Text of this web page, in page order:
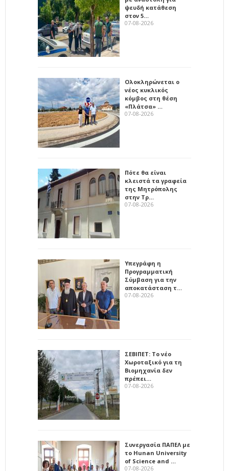
ψευδή κατάθεση
στον 5…
07-08-2026
Ολοκληρώνεται ο
νέος κυκλικός
κόμβος στη θέση
«Πλάτσα» …
07-08-2026
Πότε θα είναι
κλειστά τα γραφεία
της Μητρόπολης
στην Τρ…
07-08-2026
Υπεγράφη η
Προγραμματική
Σύμβαση για την
αποκατάσταση τ…
07-08-2026
ΣΕΒΙΠΕΤ: Το νέο
Χωροταξικό για τη
Βιομηχανία δεν
πρέπει…
07-08-2026
Συνεργασία ΠΑΠΕΛ με
το Hunan University
of Science and …
07-08-2026